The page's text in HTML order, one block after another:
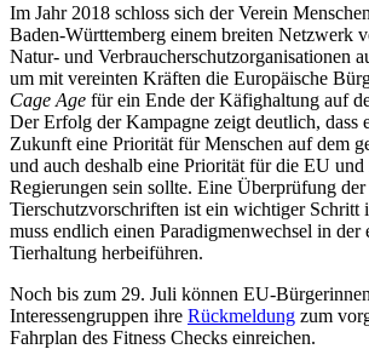
Im Jahr 2018 schloss sich der Verein
Baden-Württemberg einem breiten Netzwerk
Natur- und Verbraucherschutzorganisationen
um mit vereinten Kräften die Europäische
Cage Age für ein Ende der Käfighaltung auf
Der Erfolg der Kampagne zeigt deutlich, dass
Zukunft eine Priorität für Menschen auf dem
und auch deshalb eine Priorität für die EU und
Regierungen sein sollte. Eine Überprüfung
Tierschutzvorschriften ist ein wichtiger Schritt
muss endlich einen Paradigmenwechsel in der
Tierhaltung herbeiführen.
Noch bis zum 29. Juli können EU-
Interessengruppen ihre Rückmeldung zum
Fahrplan des Fitness Checks einreichen.